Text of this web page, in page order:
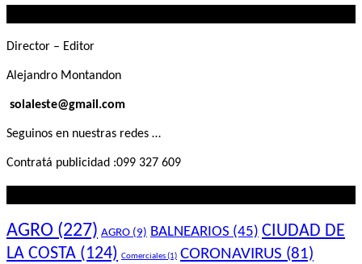
Director – Editor
Alejandro Montandon
solaleste@gmail.com
Seguinos en nuestras redes …
Contratá publicidad :099 327 609
AGRO (227) AGRO (9) BALNEARIOS (45) CIUDAD DE
LA COSTA (124) Comerciales(1) CORONAVIRUS (81)